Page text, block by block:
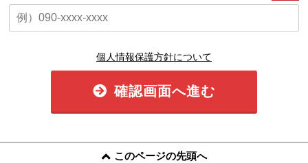
個人情報保護方針について
確認画面へ進む
このページの先頭へ